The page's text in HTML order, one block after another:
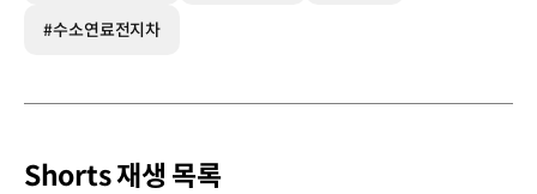
#수소연료전지차
Shorts 재생 목록